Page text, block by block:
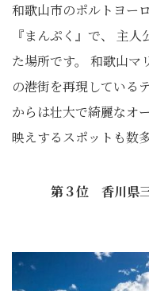
和歌山市のポルトヨー
『まんぷく』で、 主
た場所です。 和歌山マ
の港街を再現している
からは壮大で綺麗なオ
映えするスポットも数
第３位 香川県三